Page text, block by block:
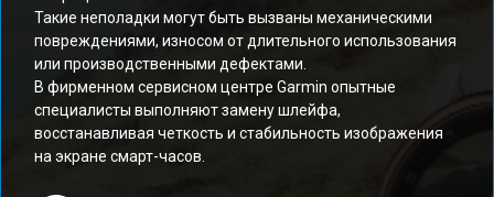
Такие неполадки могут быть вызваны механическими
повреждениями, износом от длительного использования
или производственными дефектами.
В фирменном сервисном центре Garmin опытные
специалисты выполняют замену шлейфа,
восстанавливая четкость и стабильность изображения
на экране смарт-часов.